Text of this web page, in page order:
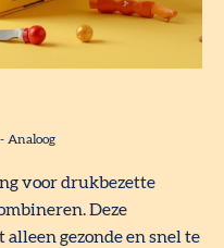
- Analoog
voor drukbezette
Deze
gezonde en snel te